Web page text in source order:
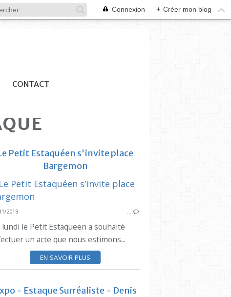
Connexion + Créer mon blog
CONTACT
SYNDICAT DES INITIATIVES
ARTICLES CIQ ESTAQUE
PIERRE CUERS
Petit Estaquéen s'invite place
Bargemon
2019 …
lundi le Petit Estaqueen a souhaité
un acte que nous estimons...
EN SAVOIR PLUS
- Estaque Surréaliste - Denis